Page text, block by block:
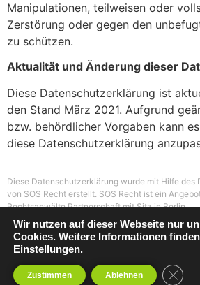
Manipulationen, teilweisen oder
Zerstörung oder gegen den
zu schützen.
Aktualität und Änderung dieser
Diese Datenschutzerklärung ist
den Stand März 2021. Aufgrund
bzw. behördlicher Vorgaben kann
diese Datenschutzerklärung
Diese Datenschutzerklärung wurde mit Hilfe des
von SOS Recht erstellt. SOS Recht ist ein
Rechtsanwälte Partnerschaft mit Sitz in Berlin.
Wir nutzen auf dieser Webseite nur
Cookies. Weitere Informationen
Einstellungen.
Zustimmen Ablehnen